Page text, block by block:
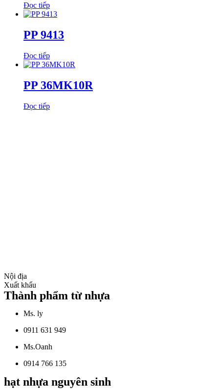
Đọc tiếp
PP 9413
Đọc tiếp
PP 36MK10R
Đọc tiếp
Nội địa
Xuất khẩu
Thành phẩm từ nhựa
Ms. ly
0911 631 949
Ms.Oanh
0914 766 135
hạt nhựa nguyên sinh